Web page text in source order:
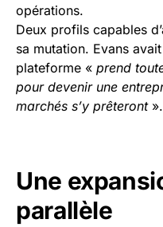
opérations.
Deux profils capables
sa mutation. Evans
plateforme « prend
pour devenir une
marchés s’y prêteront».
Une
parallèle